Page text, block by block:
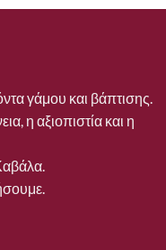
γάμου και βάπτισης.
η αξιοπιστία και η